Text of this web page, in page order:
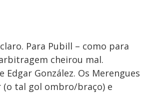
Para Pubill – como para
cheirou mal.
González. Os Merengues
(o tal gol ombro/braço) e